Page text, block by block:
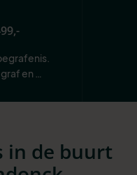
en
in de buurt